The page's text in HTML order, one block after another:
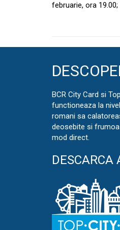
februarie, ora
BCR City Card si
functioneaza la
romani sa
deosebite si
mod direct.
DESCARCA